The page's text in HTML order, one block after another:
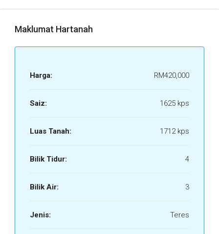
Maklumat Hartanah
Harga: RM420,000
Saiz: 1625 kps
Luas Tanah: 1712 kps
Bilik Tidur: 4
Bilik Air: 3
Jenis: Teres